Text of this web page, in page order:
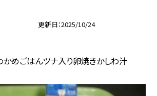
更新日 2025/10/24
めごはんツナ入り卵焼きかしわ汁